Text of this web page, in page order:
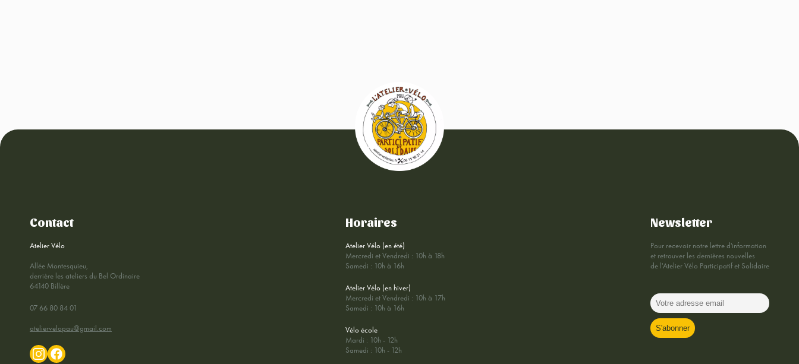
Contact
Atelier Vélo
Allée Montesquieu,
derrière les ateliers du Bel Ordinaire
64140 Billère
07 66 80 84 01
ateliervelopau@gmail.com
Horaires
Atelier Vélo (en été)
Mercredi et Vendredi : 10h à 18h
Samedi : 10h à 16h
Atelier Vélo (en hiver)
Mercredi et Vendredi : 10h à 17h
Samedi : 10h à 16h
Vélo école
Mardi : 10h - 12h
Samedi : 10h - 12h
Newsletter
Pour recevoir notre lettre d'information
et retrouver les dernières nouvelles
de l'Atelier Vélo Participatif et Solidaire